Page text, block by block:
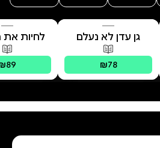
מודפס, דיגיטלי, קולי
גן עדן לא נעלם
פורמטים זמינים: מודפס
₪78
לחיות את